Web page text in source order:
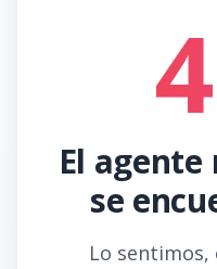
El
se
Lo sentimos,